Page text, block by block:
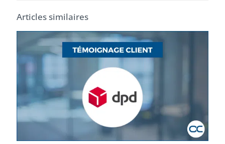
Articles similaires